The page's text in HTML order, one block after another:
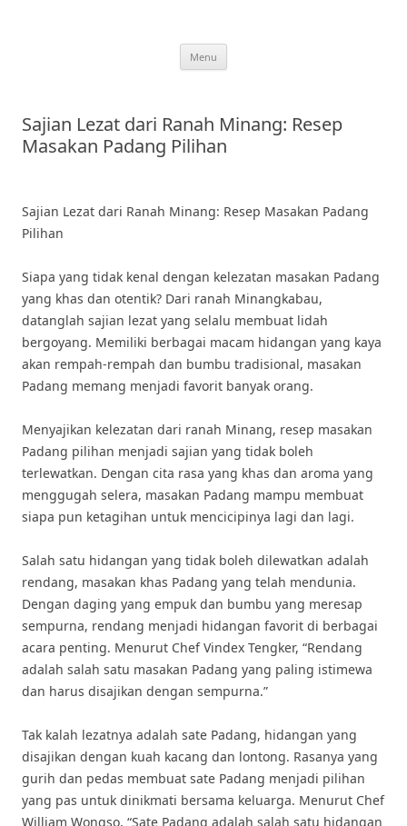
Menu
Sajian Lezat dari Ranah Minang: Resep
Masakan Padang Pilihan
Sajian Lezat dari Ranah Minang: Resep Masakan Padang
Pilihan
Siapa yang tidak kenal dengan kelezatan masakan Padang
yang khas dan otentik? Dari ranah Minangkabau,
datanglah sajian lezat yang selalu membuat lidah
bergoyang. Memiliki berbagai macam hidangan yang kaya
akan rempah-rempah dan bumbu tradisional, masakan
Padang memang menjadi favorit banyak orang.
Menyajikan kelezatan dari ranah Minang, resep masakan
Padang pilihan menjadi sajian yang tidak boleh
terlewatkan. Dengan cita rasa yang khas dan aroma yang
menggugah selera, masakan Padang mampu membuat
siapa pun ketagihan untuk mencicipinya lagi dan lagi.
Salah satu hidangan yang tidak boleh dilewatkan adalah
rendang, masakan khas Padang yang telah mendunia.
Dengan daging yang empuk dan bumbu yang meresap
sempurna, rendang menjadi hidangan favorit di berbagai
acara penting. Menurut Chef Vindex Tengker, “Rendang
adalah salah satu masakan Padang yang paling istimewa
dan harus disajikan dengan sempurna.”
Tak kalah lezatnya adalah sate Padang, hidangan yang
disajikan dengan kuah kacang dan lontong. Rasanya yang
gurih dan pedas membuat sate Padang menjadi pilihan
yang pas untuk dinikmati bersama keluarga. Menurut Chef
William Wongso, “Sate Padang adalah salah satu hidangan